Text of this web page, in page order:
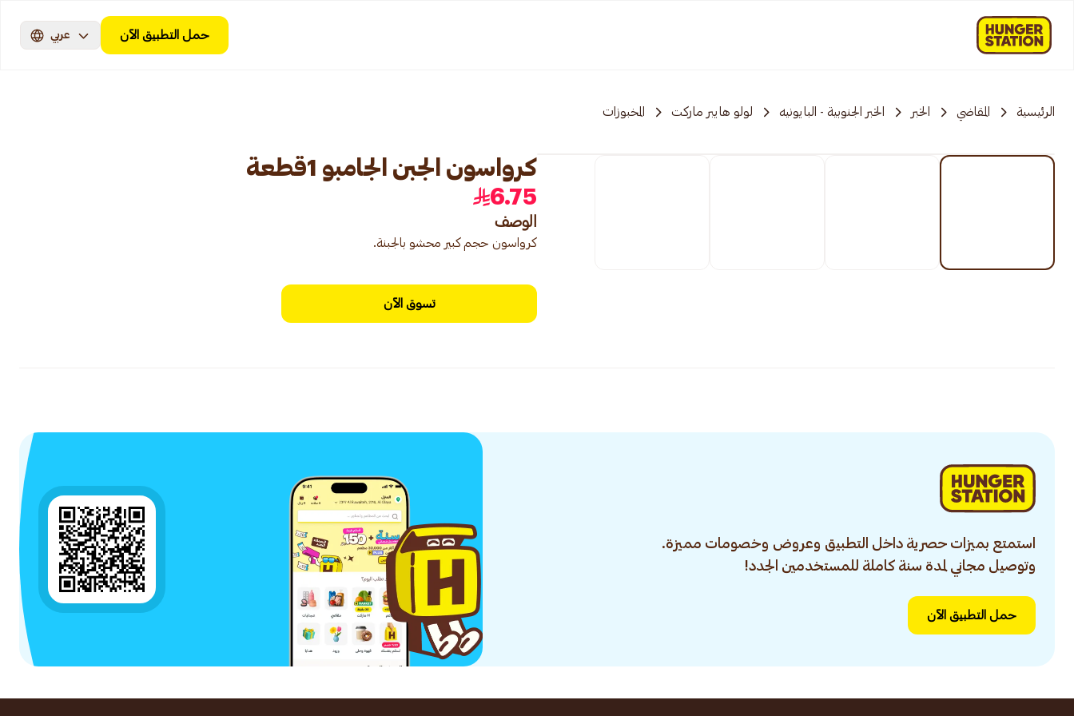
حمل التطبيق الآن عربي
الرئيسية المقاضي الخبر الخبر الجنوبية - البايونيه لولو هايبر ماركت المخبوزات
كرواسون الجبن الجامبو 1قطعة
6.75
الوصف
كرواسون حجم كبير محشو بالجبنة.
تسوق الآن
استمتع بميزات حصرية داخل التطبيق وعروض وخصومات مميزة.
وتوصيل مجاني لمدة سنة كاملة للمستخدمين الجدد!
حمل التطبيق الآن